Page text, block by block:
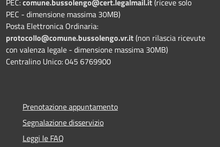
PEC - dimensione massima 30MB)
Posta Elettronica Ordinaria:
protocollo@comune.bussolengo.vr.it(non rilascia ricevute
con valenza legale - dimensione massima 30MB)
Centralino Unico: 045 6769900
Prenotazione appuntamento
Segnalazione disservizio
Leggi le FAQ